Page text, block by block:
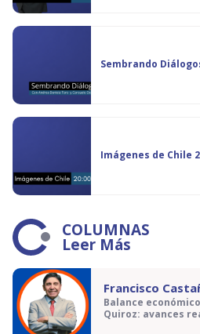
Sembrando
Imágenes de Chile
COLUMNAS
Leer Más
Francisco
Balance
Quiroz: avances